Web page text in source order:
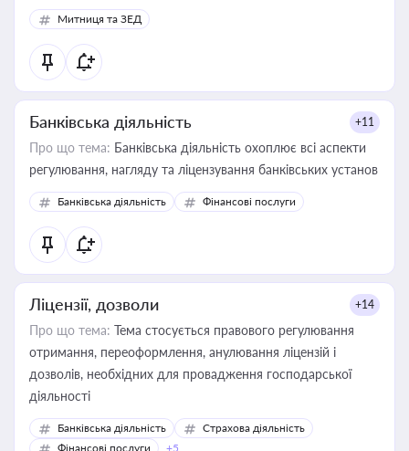
Митниця та ЗЕД
Банківська діяльність +11
Про що тема: Банківська діяльність охоплює всі аспекти
регулювання, нагляду та ліцензування банківських установ
Банківська діяльність Фінансові послуги
Ліцензії, дозволи +14
Про що тема: Тема стосується правового регулювання
отримання, переоформлення, анулювання ліцензій і
дозволів, необхідних для провадження господарської
діяльності
Банківська діяльність
Страхова діяльність
Фінансові послуги
+5